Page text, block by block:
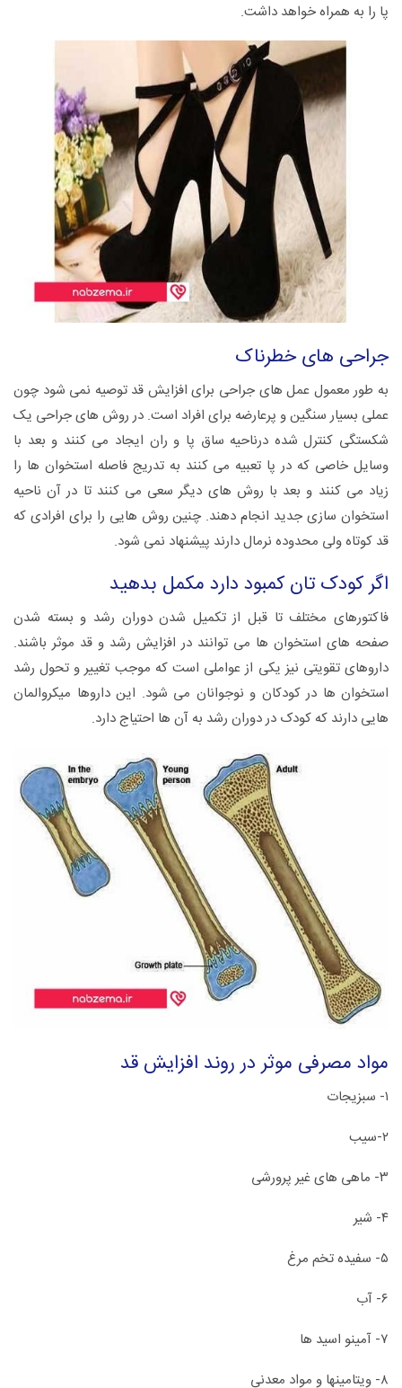
پا را به همراه خواهد داشت.
جراحی های خطرناک
به طور معمول عمل های جراحی برای افزایش قد توصیه نمی شود چون
عملی بسیار سنگین و پرعارضه برای افراد است. در روش های جراحی یک
شکستگی کنترل شده درناحیه ساق پا و ران ایجاد می کنند و بعد با
وسایل خاصی که در پا تعبیه می کنند به تدریج فاصله استخوان ها را
زیاد می کنند و بعد با روش های دیگر سعی می کنند تا در آن ناحیه
استخوان سازی جدید انجام دهند. چنین روش هایی را برای افرادی که
قد کوتاه ولی محدوده نرمال دارند پیشنهاد نمی شود.
اگر کودک تان کمبود دارد مکمل بدهید
فاکتورهای مختلف تا قبل از تکمیل شدن دوران رشد و بسته شدن
صفحه های استخوان ها می توانند در افزایش رشد و قد موثر باشند.
داروهای تقویتی نیز یکی از عواملی است که موجب تغییر و تحول رشد
استخوان ها در کودکان و نوجوانان می شود. این داروها میکروالمان
هایی دارند که کودک در دوران رشد به آن ها احتیاج دارد.
مواد مصرفی موثر در روند افزایش قد
۱- سبزیجات
۲-سیب
۳- ماهی های غیر پرورشی
۴- شیر
۵- سفیده تخم مرغ
۶- آب
۷- آمینو اسید ها
۸- ویتامینها و مواد معدنی